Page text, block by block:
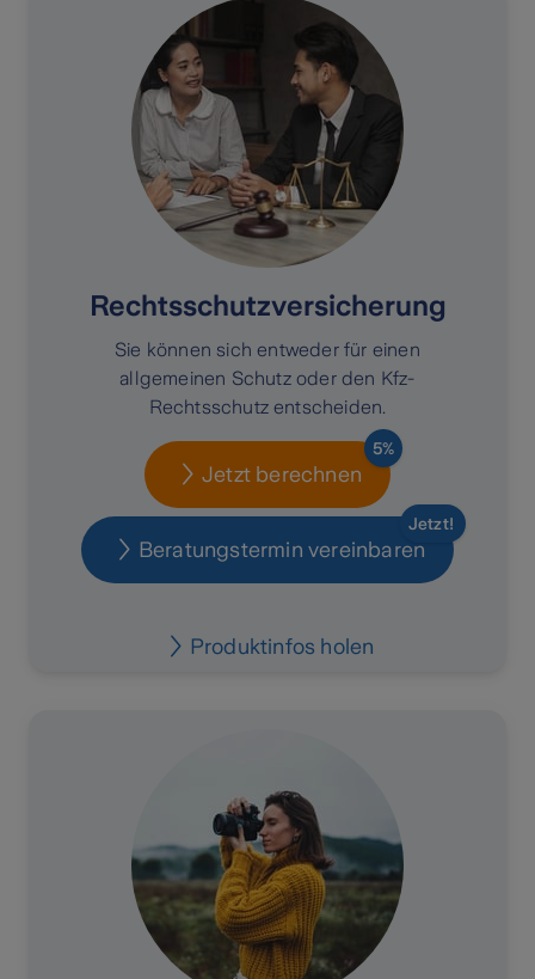
Rechtsschutzversicherung
Sie können sich entweder für einen
allgemeinen Schutz oder den Kfz-
Rechtsschutz entscheiden.
Jetzt berechnen
5%
Beratungstermin vereinbaren
Jetzt!
Produktinfos holen